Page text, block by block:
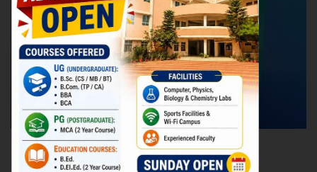
नीर_का_तीर
मध्यप्रदेश
विदेश
उत्तर प्रदेश